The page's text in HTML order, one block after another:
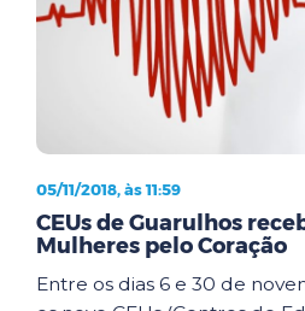
05/11/2018, às 11:59
CEUs de Guarulhos
Mulheres pelo Coração
Entre os dias 6 e 30 de